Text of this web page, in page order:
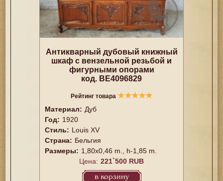
Антикварный дубовый книжный
шкаф с вензельной резьбой и
фигурными опорами
код. BE4096829
Рейтинг товара ★★★★★
Материал: Дуб
Год: 1920
Стиль: Louis XV
Страна: Бельгия
Размеры: 1,80x0,46 m., h-1,85 m.
Цена: 221`500 RUB
в корзину